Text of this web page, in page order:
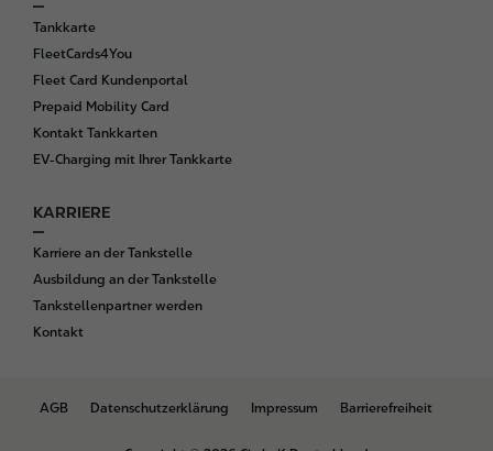
Tankkarte
FleetCards4You
Fleet Card Kundenportal
Prepaid Mobility Card
Kontakt Tankkarten
EV-Charging mit Ihrer Tankkarte
KARRIERE
Karriere an der Tankstelle
Ausbildung an der Tankstelle
Tankstellenpartner werden
Kontakt
B
AGB Datenschutzerklärung Impressum Barrierefreiheit